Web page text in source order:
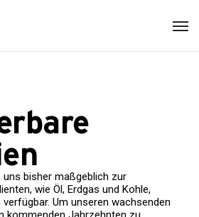
uns bisher maßgeblich zur
wie Öl, Erdgas und Kohle,
Um unseren wachsenden